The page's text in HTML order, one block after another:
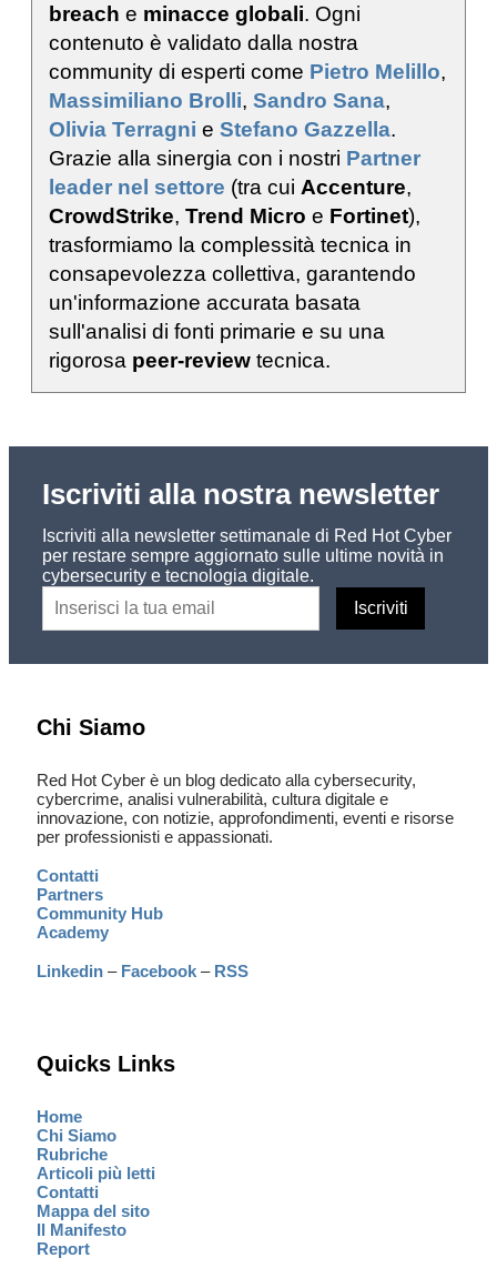
breach e minacce globali. Ogni
contenuto è validato dalla nostra
community di esperti come Pietro Melillo,
Massimiliano Brolli, Sandro Sana,
Olivia Terragni e Stefano Gazzella.
Grazie alla sinergia con i nostri Partner
leader nel settore (tra cui Accenture,
CrowdStrike, Trend Micro e Fortinet),
trasformiamo la complessità tecnica in
consapevolezza collettiva, garantendo
un'informazione accurata basata
sull'analisi di fonti primarie e su una
rigorosa peer-review tecnica.
Iscriviti alla nostra newsletter
Iscriviti alla newsletter settimanale di Red Hot Cyber
per restare sempre aggiornato sulle ultime novità in
cybersecurity e tecnologia digitale.
Chi Siamo
Red Hot Cyber è un blog dedicato alla cybersecurity,
cybercrime, analisi vulnerabilità, cultura digitale e
innovazione, con notizie, approfondimenti, eventi e risorse
per professionisti e appassionati.
Contatti
Partners
Community Hub
Academy
Linkedin – Facebook – RSS
Quicks Links
Home
Chi Siamo
Rubriche
Articoli più letti
Contatti
Mappa del sito
Il Manifesto
Report